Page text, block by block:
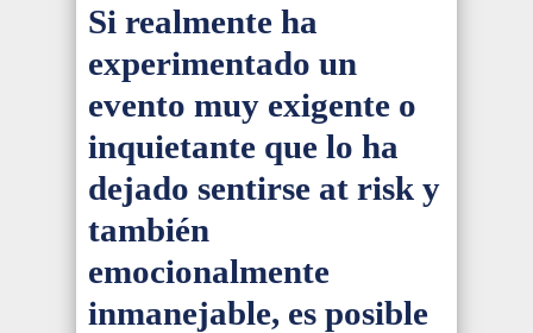
Si realmente ha
experimentado un
evento muy exigente o
inquietante que lo ha
dejado sentirse at risk y
también
emocionalmente
inmanejable, es posible